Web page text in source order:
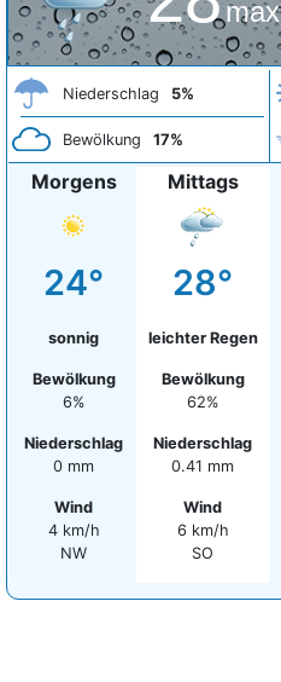
max
Niederschlag 5%
Bewölkung 17%
Morgens
24°
sonnig
Bewölkung
6%
Niederschlag
0 mm
Wind
4 km/h
NW
Mittags
28°
leichter Regen
Bewölkung
62%
Niederschlag
0.41 mm
Wind
6 km/h
SO